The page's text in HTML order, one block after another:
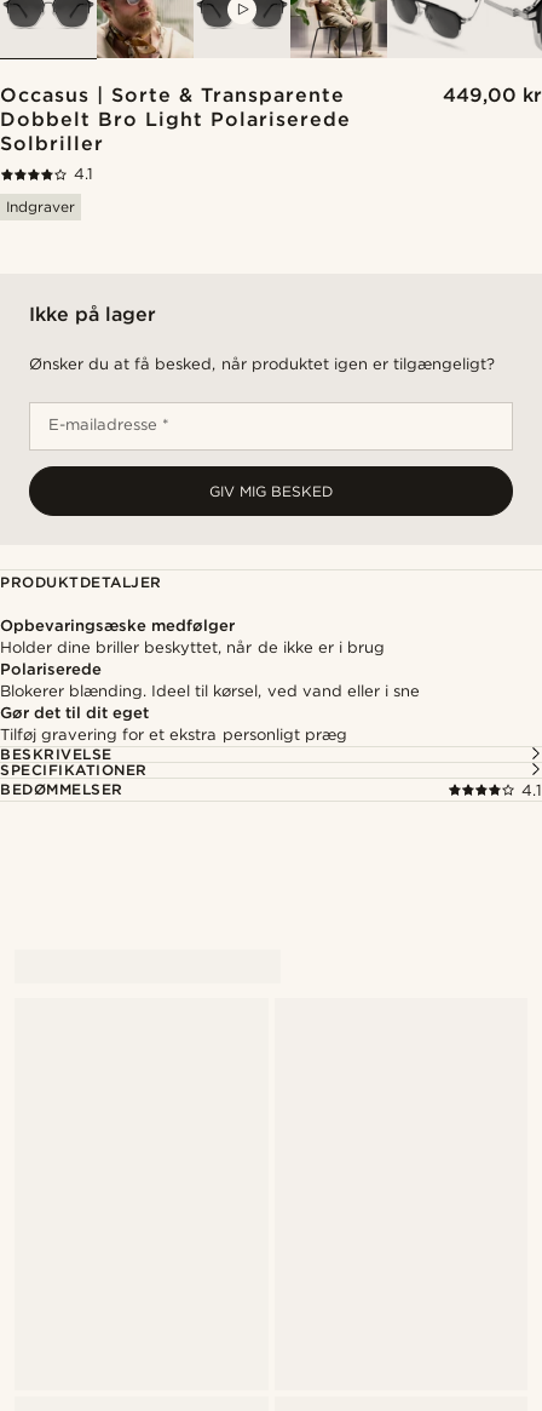
Occasus | Sorte & Transparente
Dobbelt Bro Light Polariserede
Solbriller
449,00 kr
4.1
Indgraver
Ikke på lager
Ønsker du at få besked, når produktet igen er tilgængeligt?
E-mailadresse *
GIV MIG BESKED
PRODUKTDETALJER
Opbevaringsæske medfølger
Holder dine briller beskyttet, når de ikke er i brug
Polariserede
Blokerer blænding. Ideel til kørsel, ved vand eller i sne
Gør det til dit eget
Tilføj gravering for et ekstra personligt præg
BESKRIVELSE
SPECIFIKATIONER
BEDØMMELSER
4.1